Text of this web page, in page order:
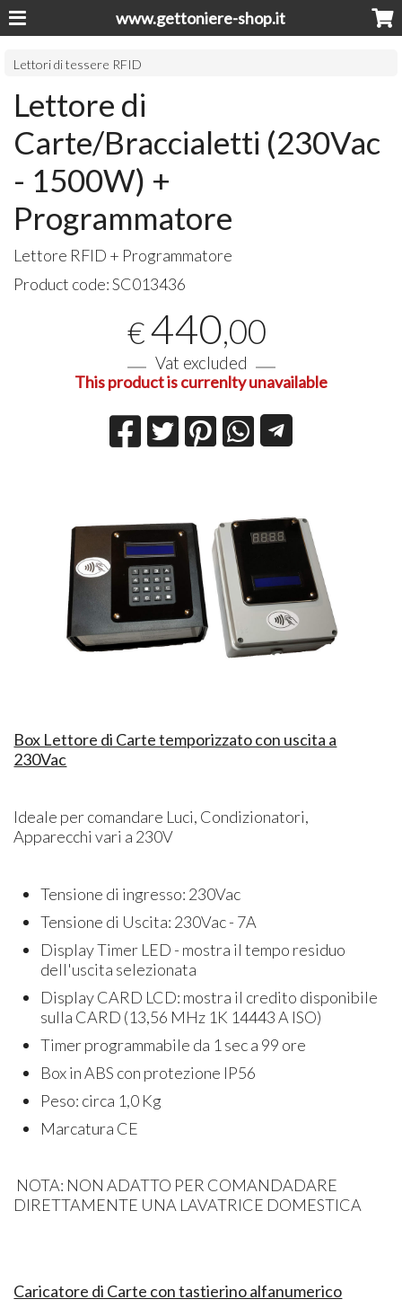
www.gettoniere-shop.it
Lettori di tessere RFID
Lettore di
Carte/Braccialetti (230Vac
- 1500W) +
Programmatore
Lettore RFID + Programmatore
Product code:SC013436
€440,00
Vat excluded
This product is currenlty unavailable
Box Lettore di Carte temporizzato con uscita a
230Vac
Ideale per comandare Luci, Condizionatori,
Apparecchi vari a 230V
Tensione di ingresso: 230Vac
Tensione di Uscita: 230Vac - 7A
Display Timer LED - mostra il tempo residuo
dell'uscita selezionata
Display CARD LCD: mostra il credito disponibile
sulla CARD (13,56 MHz 1K 14443 A ISO)
Timer programmabile da 1 sec a 99 ore
Box in ABS con protezione IP56
Peso: circa 1,0 Kg
Marcatura CE
NOTA: NON ADATTO PER COMANDADARE
DIRETTAMENTE UNA LAVATRICE DOMESTICA
​Caricatore di Carte con tastierino alfanumerico